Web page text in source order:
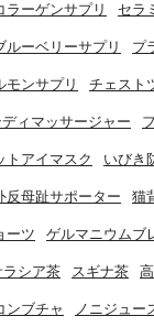
ラーゲンサプリ セラ
ルーベリーサプリ プ
モンサプリ チェスト
ィマッサージャー
トアイマスク いびき
反母趾サポーター 猫
ーツ ゲルマニウムブ
ラシア茶 スギナ茶
ンブチャ ノニジュー